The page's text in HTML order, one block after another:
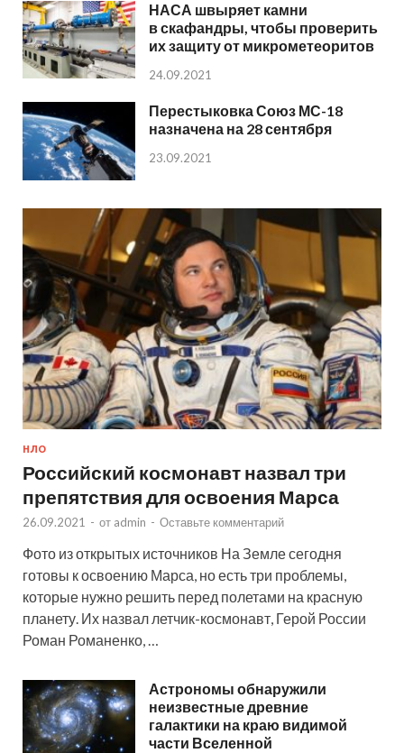
НАСА швыряет камни
в скафандры, чтобы проверить
их защиту от микрометеоритов
24.09.2021
Перестыковка Союз МС-18
назначена на 28 сентября
23.09.2021
НЛО
Российский космонавт назвал три
препятствия для освоения Марса
26.09.2021 - от admin - Оставьте комментарий
Фото из открытых источников На Земле сегодня
готовы к освоению Марса, но есть три проблемы,
которые нужно решить перед полетами на красную
планету. Их назвал летчик-космонавт, Герой России
Роман Романенко, …
Астрономы обнаружили
неизвестные древние
галактики на краю видимой
части Вселенной